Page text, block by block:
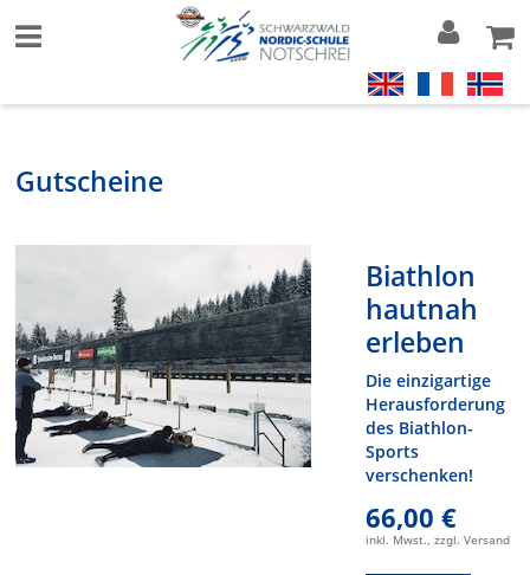
Gutscheine
Biathlon
hautnah
erleben
Die einzigartige
Herausforderung
des Biathlon-
Sports
verschenken!
66,00 €
inkl. Mwst., zzgl. Versand